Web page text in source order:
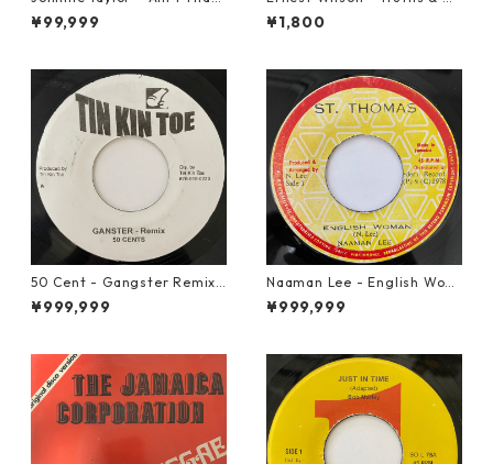
Loving You【7-21684】
¥99,999
ghts【7-21652】
¥1,800
50 Cent - Gangster Remix
【7-20928】
¥999,999
Naaman Lee - English Wom
an【7-20855】
¥999,999